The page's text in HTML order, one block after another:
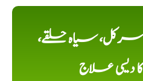
سیاہ حلقے،
دیسی علاج